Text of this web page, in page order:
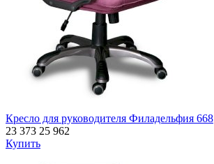
Кресло для руководителя Филадельфия 668
23 373 25 962
Купить